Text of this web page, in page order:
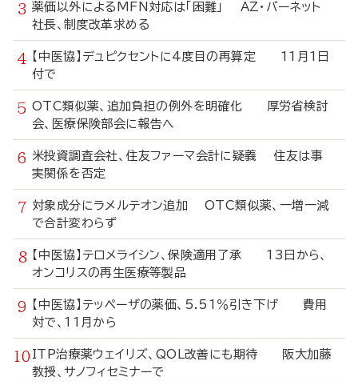
薬価以外によるMFN対応は「困難」 AZ・バーネット
社長、制度改革求める
【中医協】デュピクセントに4度目の再算定 11月1日
付で
OTC類似薬、追加負担の例外を明確化 厚労省検討
会、医療保険部会に報告へ
米投資調査会社、住友ファーマ会計に疑義 住友は事
実関係を否定
対象成分にラメルテオン追加 OTC類似薬、一増一減
で合計変わらず
【中医協】テロメライシン、保険適用了承 13日から、
オンコリスの再生医療等製品
【中医協】テッペーザの薬価、5.51％引き下げ 費用
対で、11月から
ITP治療薬ウェイリズ、QOL改善にも期待 阪大加藤
教授、サノフィセミナーで